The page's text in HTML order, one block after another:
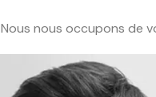
Nous nous occupons de